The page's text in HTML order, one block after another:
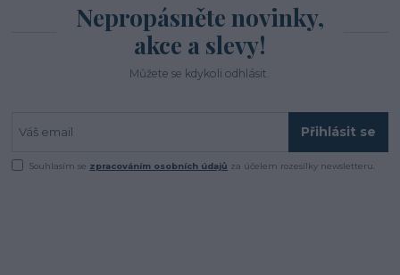
Nepropásněte novinky,
akce a slevy!
Můžete se kdykoli odhlásit.
Přihlásit se
Souhlasím se zpracováním osobních údajů za účelem rozesílky newsletteru.